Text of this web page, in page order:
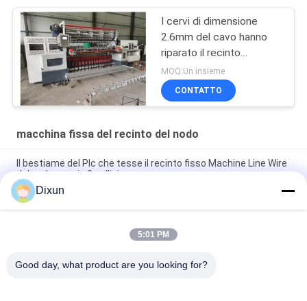
I cervi di dimensione
2.6mm del cavo hanno
riparato il recinto
Machine Tensile
Strength 850n del nodo
MOQ:Un insieme
CONTATTO
macchina fissa del recinto del nodo
Il bestiame del Plc che tesse il recinto fisso Machine Line Wire
del nodo spazia 3 pollici
Recinto fisso Machine Weave Speed del pascolo del nodo 25
volte al min
Recinto fisso Machine Hole Size del bestiame del nodo di
Dixun
5:01 PM
Good day, what product are you looking for?